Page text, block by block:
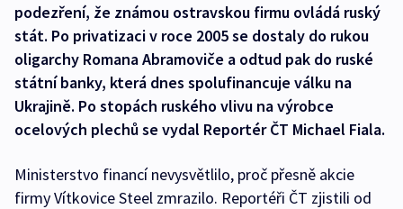
podezření, že známou ostravskou firmu ovládá ruský
stát. Po privatizaci v roce 2005 se dostaly do rukou
oligarchy Romana Abramoviče a odtud pak do ruské
státní banky, která dnes spolufinancuje válku na
Ukrajině. Po stopách ruského vlivu na výrobce
ocelových plechů se vydal Reportér ČT Michael Fiala.
Ministerstvo financí nevysvětlilo, proč přesně akcie
firmy Vítkovice Steel zmrazilo. Reportéři ČT zjistili od